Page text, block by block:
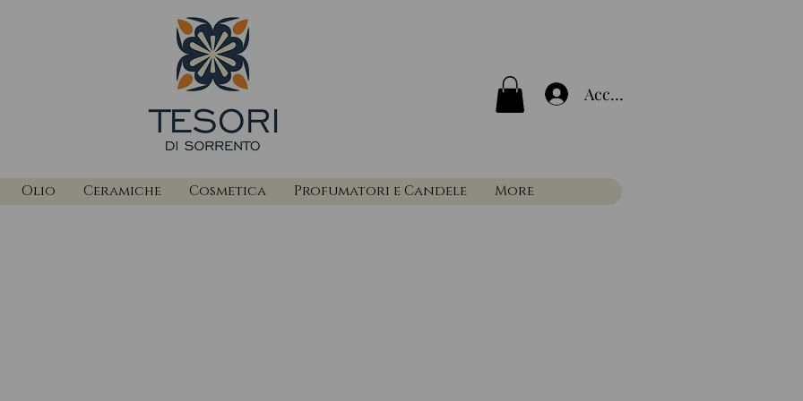
Accedi
Olio Ceramiche Cosmetica Profumatori e Candele More